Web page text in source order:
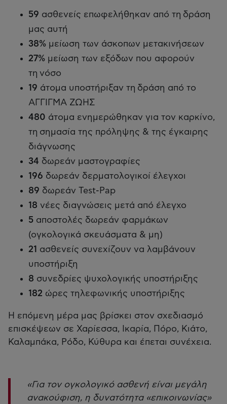
59 ασθενείς επωφελήθηκαν από τη δράση
μας αυτή
38% μείωση των άσκοπων μετακινήσεων
27% μείωση των εξόδων που αφορούν
τη νόσο
19 άτομα υποστήριξαν τη δράση από το
ΑΓΓΙΓΜΑ ΖΩΗΣ
480 άτομα ενημερώθηκαν για τον καρκίνο,
τη σημασία της πρόληψης & της έγκαιρης
διάγνωσης
34 δωρεάν μαστογραφίες
196 δωρεάν δερματολογικοί έλεγχοι
89 δωρεάν Test-Pap
18 νέες διαγνώσεις μετά από έλεγχο
5 αποστολές δωρεάν φαρμάκων
(ογκολογικά σκευάσματα & μη)
21 ασθενείς συνεχίζουν να λαμβάνουν
υποστήριξη
8 συνεδρίες ψυχολογικής υποστήριξης
182 ώρες τηλεφωνικής υποστήριξης
Η επόμενη μέρα μας βρίσκει στον σχεδιασμό
επισκέψεων σε Χαρίεσσα, Ικαρία, Πόρο, Κιάτο,
Καλαμπάκα, Ρόδο, Κύθυρα και έπεται συνέχεια.
«Για τον ογκολογικό ασθενή είναι μεγάλη
ανακούφιση, η δυνατότητα «επικοινωνίας»